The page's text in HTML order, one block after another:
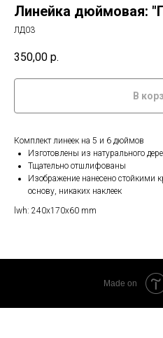
Линейка дюймовая:
ЛД03
350,00 р.
В
Комплект линеек на 5 и 6 дюймов
Изготовлены из натурального
Тщательно отшлифованы
Изображение нанесено стойкими
основу, никаких наклеек
lwh: 240x170x60 mm
Made on